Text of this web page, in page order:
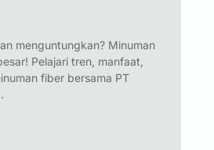
menguntungkan? Minuman
Pelajari tren, manfaat,
fiber bersama PT